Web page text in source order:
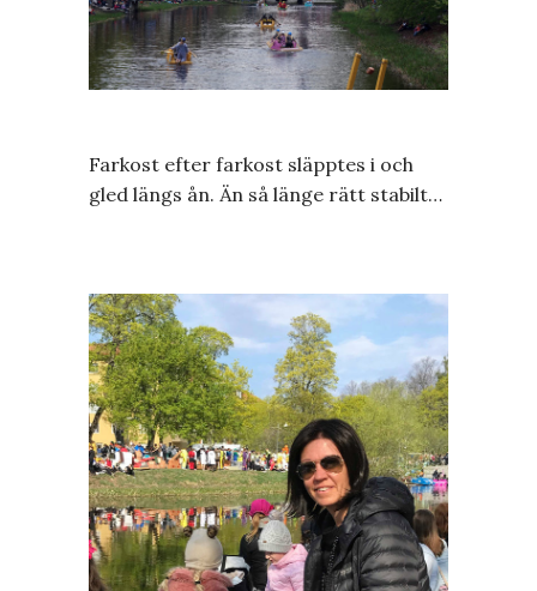
Farkost efter farkost släpptes i och
gled längs ån. Än så länge rätt stabilt…